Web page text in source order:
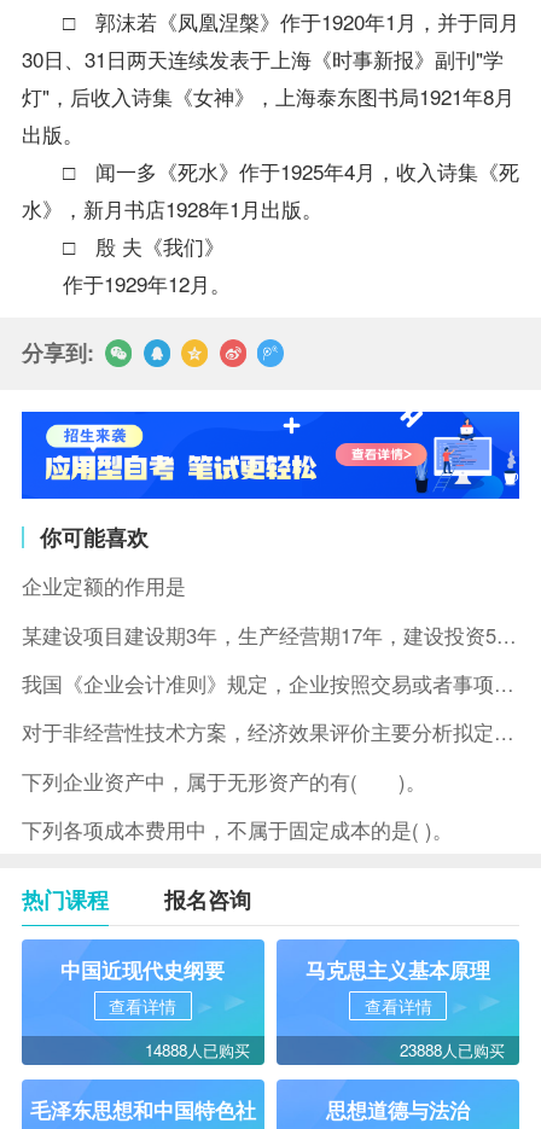
□ 郭沫若《凤凰涅槃》作于1920年1月，并于同月
30日、31日两天连续发表于上海《时事新报》副刊"学
灯"，后收入诗集《女神》，上海泰东图书局1921年8月
出版。
□ 闻一多《死水》作于1925年4月，收入诗集《死
水》，新月书店1928年1月出版。
□ 殷 夫《我们》
作于1929年12月。
分享到:
你可能喜欢
企业定额的作用是
某建设项目建设期3年，生产经营期17年，建设投资5500万元
我国《企业会计准则》规定，企业按照交易或者事项的经济特征确定
对于非经营性技术方案，经济效果评价主要分析拟定方案的( )。
下列企业资产中，属于无形资产的有( )。
下列各项成本费用中，不属于固定成本的是( )。
热门课程 报名咨询
中国近现代史纲要
查看详情
14888人已购买
马克思主义基本原理
查看详情
23888人已购买
毛泽东思想和中国特色社
思想道德与法治